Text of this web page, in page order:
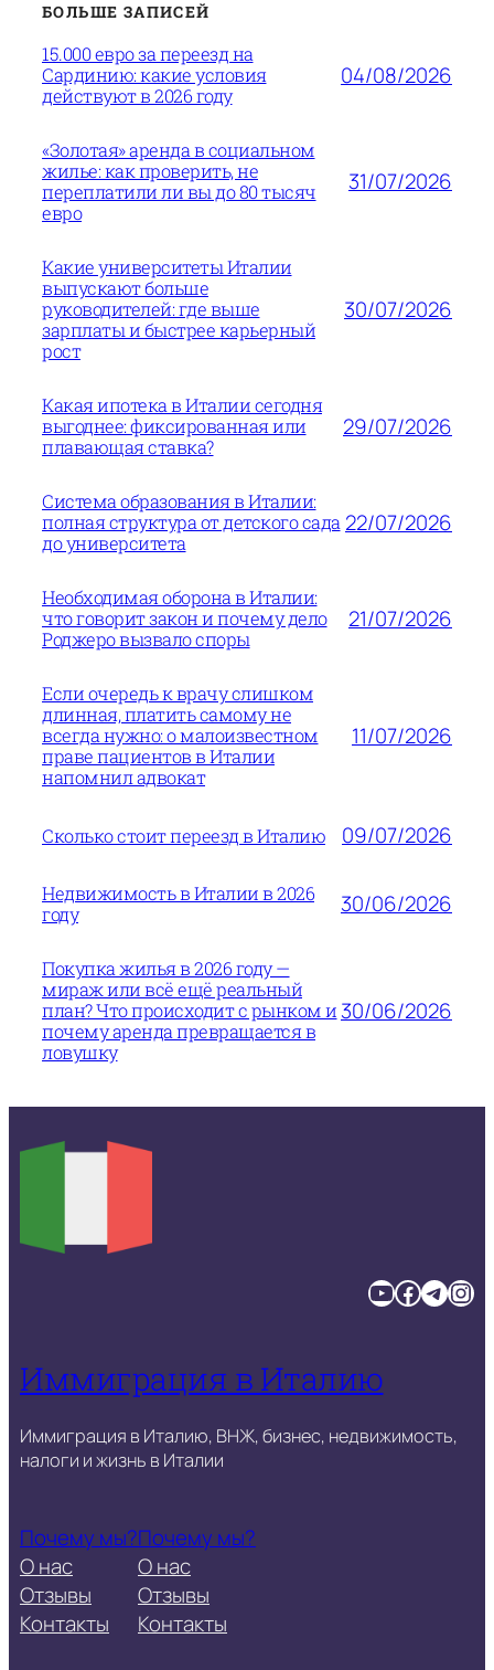
БОЛЬШЕ ЗАПИСЕЙ
15.000 евро за переезд на
Сардинию: какие условия
действуют в 2026 году
04/08/2026
«Золотая» аренда в социальном
жилье: как проверить, не
переплатили ли вы до 80 тысяч
евро
31/07/2026
Какие университеты Италии
выпускают больше
руководителей: где выше
зарплаты и быстрее карьерный
рост
30/07/2026
Какая ипотека в Италии сегодня
выгоднее: фиксированная или
плавающая ставка?
29/07/2026
Система образования в Италии:
полная структура от детского сада
до университета
22/07/2026
Необходимая оборона в Италии:
что говорит закон и почему дело
Роджеро вызвало споры
21/07/2026
Если очередь к врачу слишком
длинная, платить самому не
всегда нужно: о малоизвестном
праве пациентов в Италии
напомнил адвокат
11/07/2026
Сколько стоит переезд в Италию 09/07/2026
Недвижимость в Италии в 2026
году
30/06/2026
Покупка жилья в 2026 году —
мираж или всё ещё реальный
план? Что происходит с рынком и
почему аренда превращается в
ловушку
30/06/2026
YouTube Facebook TelegramInstagram
Иммиграция в Италию
Иммиграция в Италию, ВНЖ, бизнес, недвижимость,
налоги и жизнь в Италии
Почему мы?
О нас
Отзывы
Контакты
Почему мы?
О нас
Отзывы
Контакты